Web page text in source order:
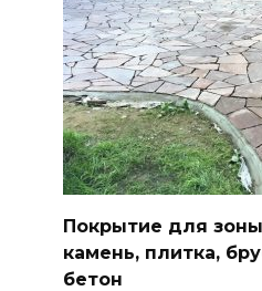
Покрытие для
камень, плитка,
бетон